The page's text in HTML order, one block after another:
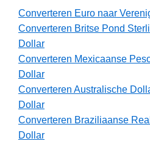
Converteren Euro naar
Converteren Britse Pond
Dollar
Converteren Mexicaanse
Dollar
Converteren Australische
Dollar
Converteren Braziliaanse
Dollar